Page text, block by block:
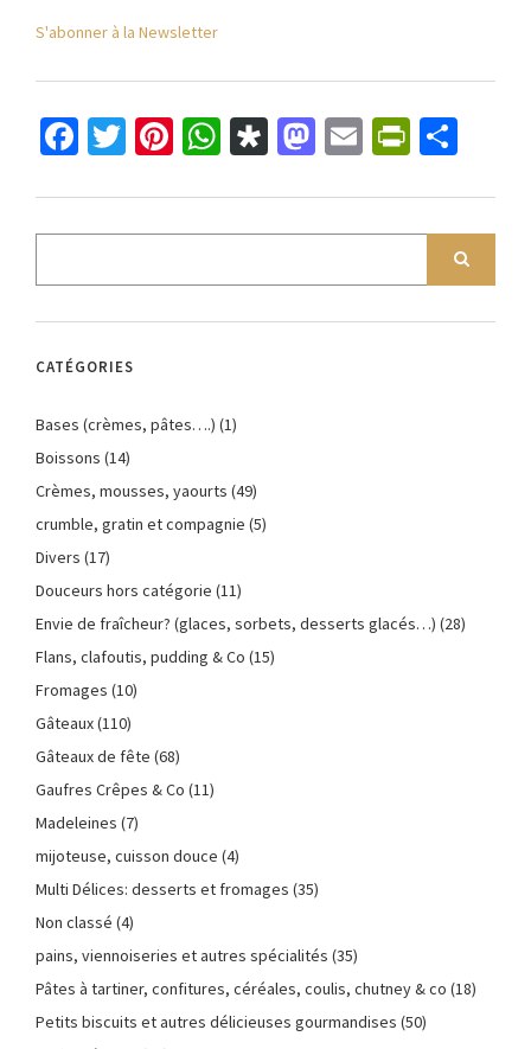
S'abonner à la Newsletter
Facebook
Twitter
Pinterest
WhatsApp
Diaspora
Mastodon
Email
CATÉGORIES
Bases (crèmes, pâtes….) (1)
Boissons (14)
Crèmes, mousses, yaourts (49)
crumble, gratin et compagnie (5)
Divers (17)
Douceurs hors catégorie (11)
Envie de fraîcheur? (glaces, sorbets, desserts glacés…) (28)
Flans, clafoutis, pudding & Co (15)
Fromages (10)
Gâteaux(110)
Gâteaux de fête (68)
Gaufres Crêpes & Co (11)
Madeleines (7)
mijoteuse, cuisson douce (4)
Multi Délices: desserts et fromages (35)
Non classé (4)
pains, viennoiseries et autres spécialités (35)
Pâtes à tartiner, confitures, céréales, coulis, chutney & co (18)
Petits biscuits et autres délicieuses gourmandises (50)